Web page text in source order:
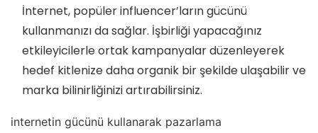
İnternet, popüler influencer’ların gücünü
kullanmanızı da sağlar. İşbirliği yapacağınız
etkileyicilerle ortak kampanyalar düzenleyerek
hedef kitlenize daha organik bir şekilde ulaşabilir ve
marka bilinirliğinizi artırabilirsiniz.
internetin gücünü kullanarak pazarlama